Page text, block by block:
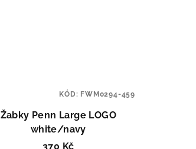
Žabky Penn Large LOGO
white/navy
370 Kč
KÓD: FWM0294-459